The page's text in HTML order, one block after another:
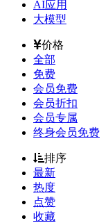
AI应用
大模型
价格
全部
免费
会员免费
会员折扣
会员专属
终身会员免费
排序
最新
热度
点赞
收藏